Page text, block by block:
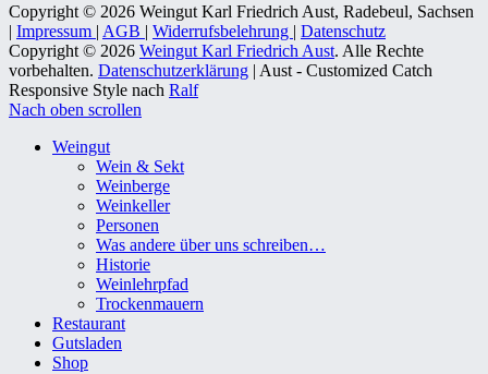
Copyright © 2026 Weingut Karl Friedrich Aust, Radebeul, Sachsen
| Impressum | AGB | Widerrufsbelehrung | Datenschutz
Copyright © 2026 Weingut Karl Friedrich Aust. Alle Rechte
vorbehalten. Datenschutzerklärung | Aust - Customized Catch
Responsive Style nach Ralf
Nach oben scrollen
Weingut
Wein & Sekt
Weinberge
Weinkeller
Personen
Was andere über uns schreiben…
Historie
Weinlehrpfad
Trockenmauern
Restaurant
Gutsladen
Shop